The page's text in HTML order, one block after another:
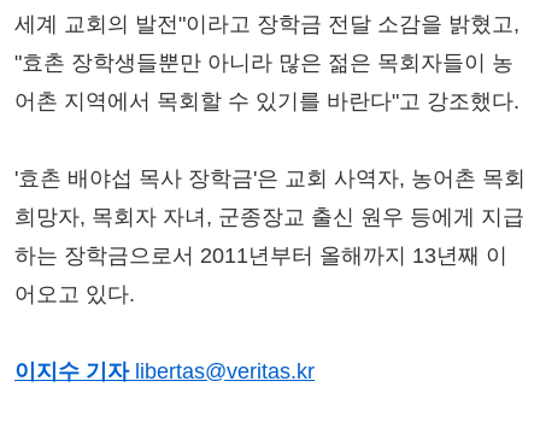
세계 교회의 발전"이라고 장학금 전달 소감을 밝혔고,
"효촌 장학생들뿐만 아니라 많은 젊은 목회자들이 농
어촌 지역에서 목회할 수 있기를 바란다"고 강조했다.
'효촌 배야섭 목사 장학금'은 교회 사역자, 농어촌 목회
희망자, 목회자 자녀, 군종장교 출신 원우 등에게 지급
하는 장학금으로서 2011년부터 올해까지 13년째 이
어오고 있다.
이지수 기자 libertas@veritas.kr